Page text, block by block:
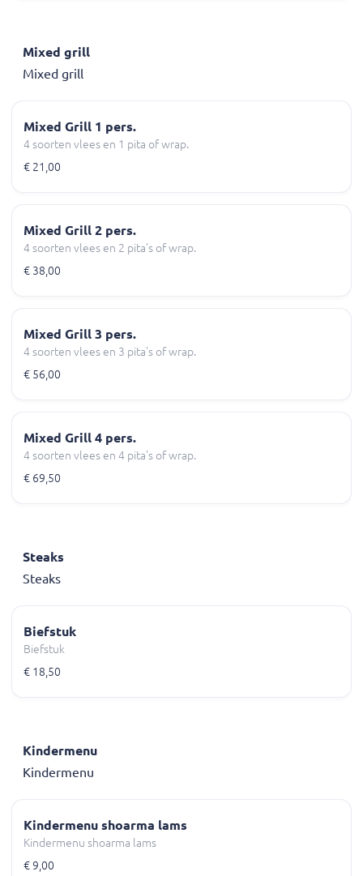
Mixed grill
Mixed grill
Mixed Grill 1 pers.
4 soorten vlees en 1 pita of wrap.
€ 21,00
Mixed Grill 2 pers.
4 soorten vlees en 2 pita's of wrap.
€ 38,00
Mixed Grill 3 pers.
4 soorten vlees en 3 pita's of wrap.
€ 56,00
Mixed Grill 4 pers.
4 soorten vlees en 4 pita's of wrap.
€ 69,50
Steaks
Steaks
Biefstuk
Biefstuk
€ 18,50
Kindermenu
Kindermenu
Kindermenu shoarma lams
Kindermenu shoarma lams
€ 9,00